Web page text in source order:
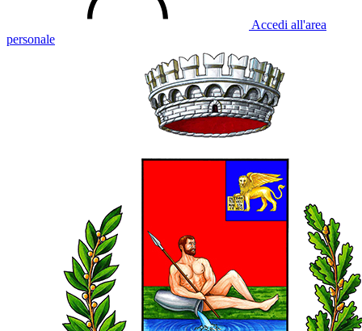
Accedi all'area
personale